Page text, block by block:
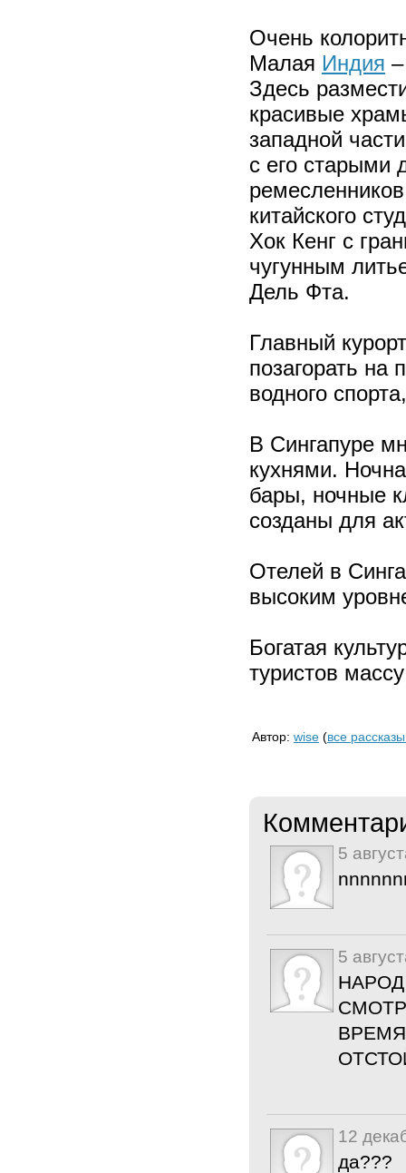
Очень
Малая Индия
Здесь
красивые
западной
с его старыми
китайского
Хок Кенг с
чугунным
Дель Фта.
Главный
позагорать на
водного
В Сингапуре
кухнями.
бары, ночные
созданы для
Отелей в
высоким
Богатая
туристов
Автор: wise (все
5
5
12
да???